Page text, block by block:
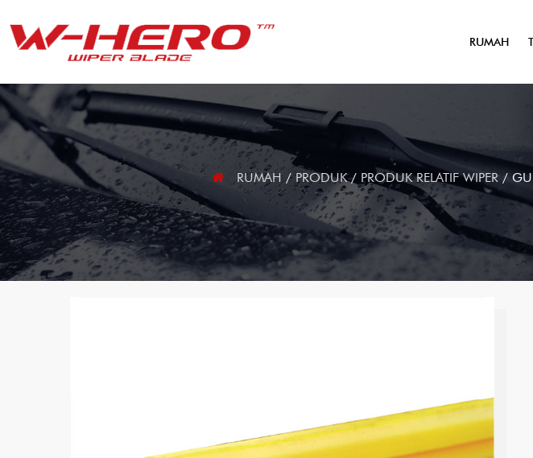
RUMAH
RUMAH /PRODUK/ PRODUK RELATIF WIPER/